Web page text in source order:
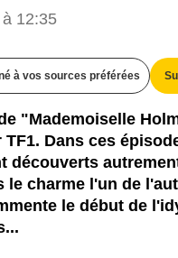
12:35
à vos sources préférées
"Mademoiselle
Dans ces
découverts
le charme l'un de
le début de